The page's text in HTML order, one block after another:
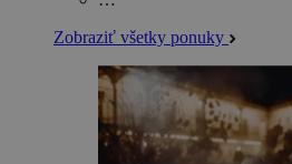
Zobraziť všetky ponuky